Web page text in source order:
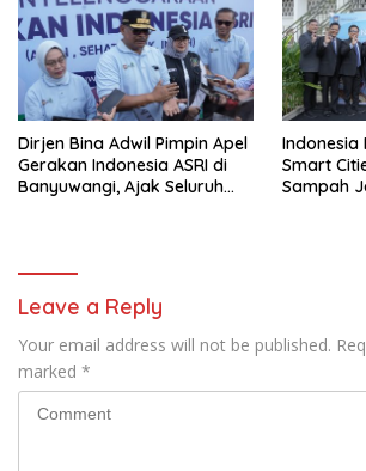
Dirjen Bina Adwil Pimpin Apel
Gerakan Indonesia ASRI di
Banyuwangi, Ajak Seluruh
Indonesia
Smart
Sampah
Leave a Reply
Your email address will not be published.
marked *